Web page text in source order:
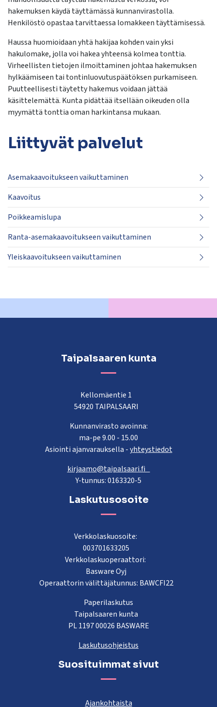
hakemuksen käydä täyttämässä kunnanvirastolla.
Henkilöstö opastaa tarvittaessa lomakkeen täyttämisessä.
Haussa huomioidaan yhtä hakijaa kohden vain yksi
hakulomake, jolla voi hakea yhteensä kolmea tonttia.
Virheellisten tietojen ilmoittaminen johtaa hakemuksen
hylkäämiseen tai tontinluovutuspäätöksen purkamiseen.
Puutteellisesti täytetty hakemus voidaan jättää
käsittelemättä. Kunta pidättää itsellään oikeuden olla
myymättä tonttia oman harkintansa mukaan.
Liittyvät palvelut
Asemakaavoitukseen vaikuttaminen
Kaavoitus
Poikkeamislupa
Ranta-asemakaavoitukseen vaikuttaminen
Yleiskaavoitukseen vaikuttaminen
Taipalsaaren kunta
Kellomäentie 1
54920 TAIPALSAARI
Kunnanvirasto avoinna:
ma-pe 9.00 - 15.00
Asiointi ajanvarauksella -yhteystiedot
kirjaamo@taipalsaari.fi
Y-tunnus: 0163320-5
Laskutusosoite
Verkkolaskuosoite:
003701633205
Verkkolaskuoperaattori:
Basware Oyj
Operaattorin välittäjätunnus: BAWCFI22
Paperilaskutus
Taipalsaaren kunta
PL 1197 00026 BASWARE
Laskutusohjeistus
Suosituimmat sivut
Ajankohtaista